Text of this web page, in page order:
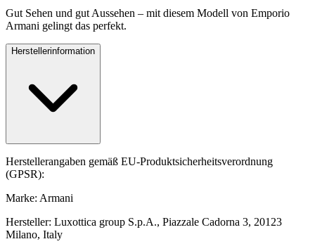
Gut Sehen und gut Aussehen – mit diesem Modell von Emporio
Armani gelingt das perfekt.
Herstellerinformation
Herstellerangaben gemäß EU-Produktsicherheitsverordnung
(GPSR):
Marke: Armani
Hersteller: Luxottica group S.p.A., Piazzale Cadorna 3, 20123
Milano, Italy